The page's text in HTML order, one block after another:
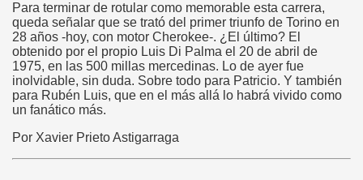
Para terminar de rotular como memorable esta carrera,
queda señalar que se trató del primer triunfo de Torino en
28 años -hoy, con motor Cherokee-. ¿El último? El
obtenido por el propio Luis Di Palma el 20 de abril de
1975, en las 500 millas mercedinas. Lo de ayer fue
inolvidable, sin duda. Sobre todo para Patricio. Y también
para Rubén Luis, que en el más allá lo habrá vivido como
un fanático más.
Por Xavier Prieto Astigarraga